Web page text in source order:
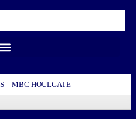
– MBC HOULGATE